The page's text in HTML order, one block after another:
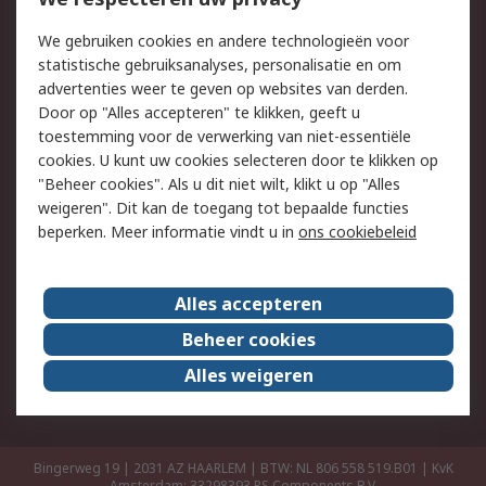
Track & Trace
Wettelijk
Cookiebeleid
Email veiligheid
Privacybeleid
Websitevoorwaarden
Algemene
verkoopvoorwaarden
Over RS
RS Group
Over ons
RS wereldwijd
Werken bij RS
ESG
Bingerweg 19 | 2031 AZ HAARLEM | BTW: NL 806 558 519.B01 | KvK
We gebruiken cookies en andere technologieën voor
statistische gebruiksanalyses, personalisatie en om
advertenties weer te geven op websites van derden.
Door op "Alles accepteren" te klikken, geeft u
toestemming voor de verwerking van niet-essentiële
cookies. U kunt uw cookies selecteren door te klikken op
"Beheer cookies". Als u dit niet wilt, klikt u op "Alles
weigeren". Dit kan de toegang tot bepaalde functies
beperken. Meer informatie vindt u in ons cookiebeleid
Alles accepteren
Beheer cookies
Alles weigeren